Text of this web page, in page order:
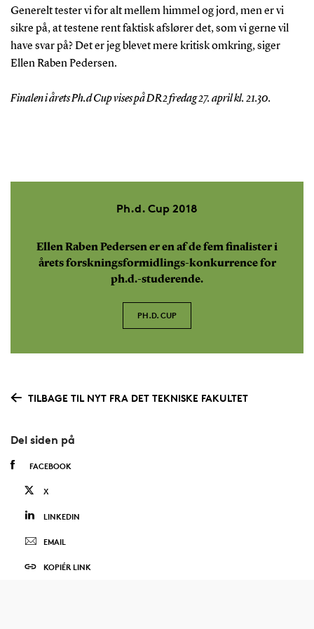
Generelt tester vi for alt mellem himmel og jord, men er vi
sikre på, at testene rent faktisk afslører det, som vi gerne vil
have svar på? Det er jeg blevet mere kritisk omkring, siger
Ellen Raben Pedersen.
Finalen i årets Ph.d Cup vises på DR2 fredag 27. april kl. 21.30.
Ph.d. Cup 2018
Ellen Raben Pedersen er en af de fem finalister i
årets forskningsformidlings-konkurrence for
ph.d.-studerende.
PH.D. CUP
TILBAGE TIL NYT FRA DET TEKNISKE FAKULTET
Del siden på
FACEBOOK
X
LINKEDIN
EMAIL
KOPIÉR LINK